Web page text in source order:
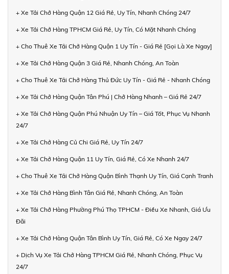
+ Xe Tải Chở Hàng Quận 12 Giá Rẻ, Uy Tín, Nhanh Chóng 24/7
+ Xe Tải Chở Hàng TPHCM Giá Rẻ, Uy Tín, Có Mặt Nhanh Chóng
+ Cho Thuê Xe Tải Chở Hàng Quận 1 Uy Tín - Giá Rẻ [Gọi Là Xe Ngay]
+ Xe Tải Chở Hàng Quận 3 Giá Rẻ, Nhanh Chóng, An Toàn
+ Cho Thuê Xe Tải Chở Hàng Thủ Đức Uy Tín - Giá Rẻ - Nhanh Chóng
+ Xe Tải Chở Hàng Quận Tân Phú | Chở Hàng Nhanh – Giá Rẻ 24/7
+ Xe Tải Chở Hàng Quận Phú Nhuận Uy Tín – Giá Tốt, Phục Vụ Nhanh
24/7
+ Xe Tải Chở Hàng Củ Chi Giá Rẻ, Uy Tín 24/7
+ Xe Tải Chở Hàng Quận 11 Uy Tín, Giá Rẻ, Có Xe Nhanh 24/7
+ Cho Thuê Xe Tải Chở Hàng Quận Bình Thạnh Uy Tín, Giá Cạnh Tranh
+ Xe Tải Chở Hàng Bình Tân Giá Rẻ, Nhanh Chóng, An Toàn
+ Xe Tải Chở Hàng Phường Phú Thọ TPHCM - Điều Xe Nhanh, Giá Ưu
Đãi
+ Xe Tải Chở Hàng Quận Tân Bình Uy Tín, Giá Rẻ, Có Xe Ngay 24/7
+ Dịch Vụ Xe Tải Chở Hàng TPHCM Giá Rẻ, Nhanh Chóng, Phục Vụ
24/7